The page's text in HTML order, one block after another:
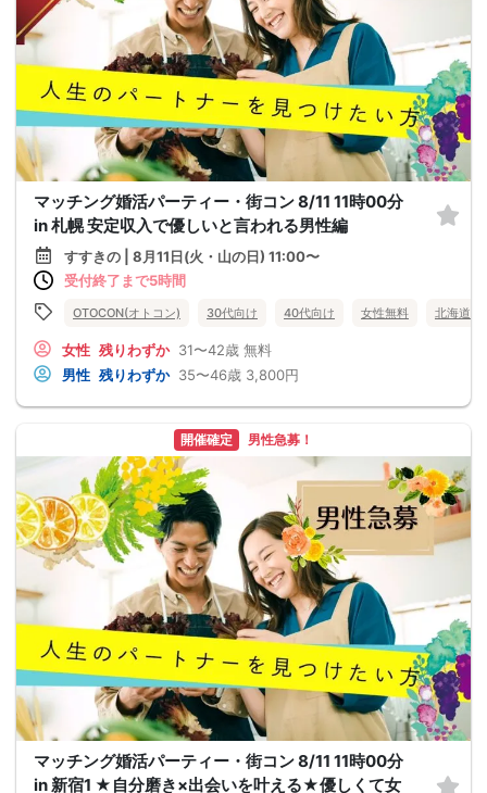
マッチング婚活パーティー・街コン 8/11 11時00分
in 札幌 安定収入で優しいと言われる男性編
すすきの | 8月11日(火・山の日) 11:00〜
受付終了まで5時間
OTOCON(オトコン) 30代向け 40代向け 女性無料 北海道
女性 残りわずか 31〜42歳 無料
男性 残りわずか 35〜46歳 3,800円
開催確定 男性急募！
マッチング婚活パーティー・街コン 8/11 11時00分
in 新宿1 ★自分磨き×出会いを叶える★優しくて女